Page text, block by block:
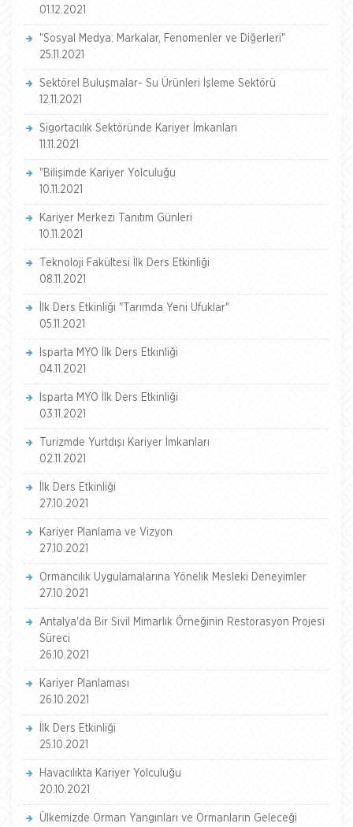
01.12.2021
"Sosyal Medya: Markalar, Fenomenler ve Diğerleri"
25.11.2021
Sektörel Buluşmalar- Su Ürünleri İşleme Sektörü
12.11.2021
Sigortacılık Sektöründe Kariyer İmkanları
11.11.2021
"Bilişimde Kariyer Yolculuğu
10.11.2021
Kariyer Merkezi Tanıtım Günleri
10.11.2021
Teknoloji Fakültesi İlk Ders Etkinliği
08.11.2021
İlk Ders Etkinliği "Tarımda Yeni Ufuklar"
05.11.2021
Isparta MYO İlk Ders Etkinliği
04.11.2021
Isparta MYO İlk Ders Etkinliği
03.11.2021
Turizmde Yurtdışı Kariyer İmkanları
02.11.2021
İlk Ders Etkinliği
27.10.2021
Kariyer Planlama ve Vizyon
27.10.2021
Ormancılık Uygulamalarına Yönelik Mesleki Deneyimler
27.10.2021
Antalya'da Bir Sivil Mimarlık Örneğinin Restorasyon Projesi
Süreci
26.10.2021
Kariyer Planlaması
26.10.2021
İlk Ders Etkinliği
25.10.2021
Havacılıkta Kariyer Yolculuğu
20.10.2021
Ülkemizde Orman Yangınları ve Ormanların Geleceği